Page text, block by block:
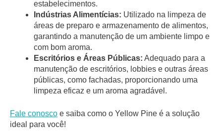
estabelecimentos.
Indústrias Alimentícias: Utilizado na limpeza de
áreas de preparo e armazenamento de alimentos,
garantindo a manutenção de um ambiente limpo e
com bom aroma.
Escritórios e Áreas Públicas: Adequado para a
manutenção de escritórios, lobbies e outras áreas
públicas, como fachadas, proporcionando uma
limpeza eficaz e um aroma agradável.
Fale conosco e saiba como o Yellow Pine é a solução
ideal para você!